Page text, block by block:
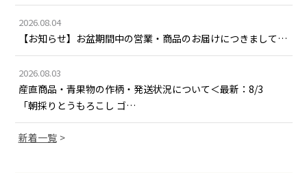
2026.08.04
【お知らせ】お盆期間中の営業・商品のお届けにつきまして…
2026.08.03
産直商品・青果物の作柄・発送状況について＜最新：8/3
「朝採りとうもろこし ゴ…
新着一覧